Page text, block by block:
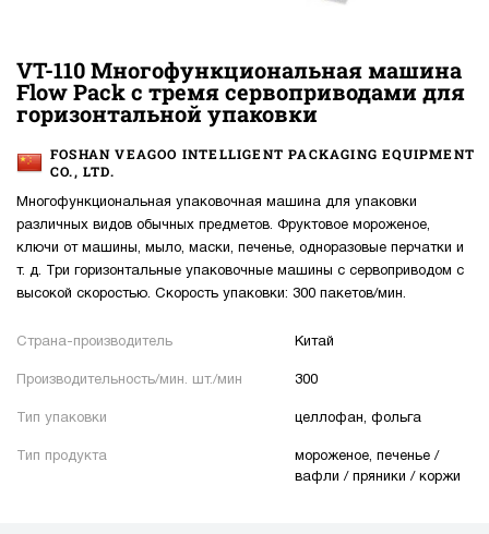
VT-110 Многофункциональная машина
Flow Pack с тремя сервоприводами для
горизонтальной упаковки
FOSHAN VEAGOO INTELLIGENT PACKAGING EQUIPMENT
CO., LTD.
Многофункциональная упаковочная машина для упаковки
различных видов обычных предметов. Фруктовое мороженое,
ключи от машины, мыло, маски, печенье, одноразовые перчатки и
т. д. Три горизонтальные упаковочные машины с сервоприводом с
высокой скоростью. Скорость упаковки: 300 пакетов/мин.
Страна-производитель Китай
Производительность/мин. шт./мин 300
Тип упаковки целлофан, фольга
Тип продукта
мороженое, печенье /
вафли / пряники / коржи